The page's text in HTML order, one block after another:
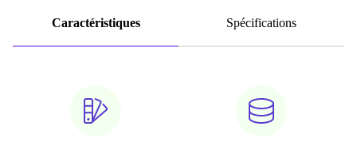
Caractéristiques Spécifications